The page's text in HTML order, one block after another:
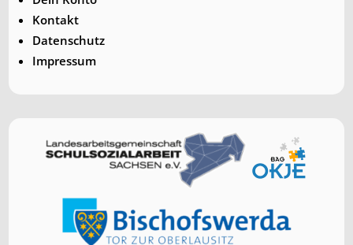
Kontakt
Datenschutz
Impressum